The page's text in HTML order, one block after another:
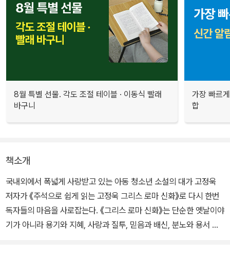
8월 특별 선물. 각도 조절 테이블 · 이동식 빨래
바구니
가장 빠르
합
책소개
국내외에서 폭넓게 사랑받고 있는 아동 청소년 소설의 대가 고정욱
저자가 《주석으로 쉽게 읽는 고정욱 그리스 로마 신화》로 다시 한번
독자들의 마음을 사로잡는다. 《그리스 로마 신화》는 단순한 옛날이야
기가 아니라 용기와 지혜, 사랑과 질투, 믿음과 배신, 분노와 용서 등